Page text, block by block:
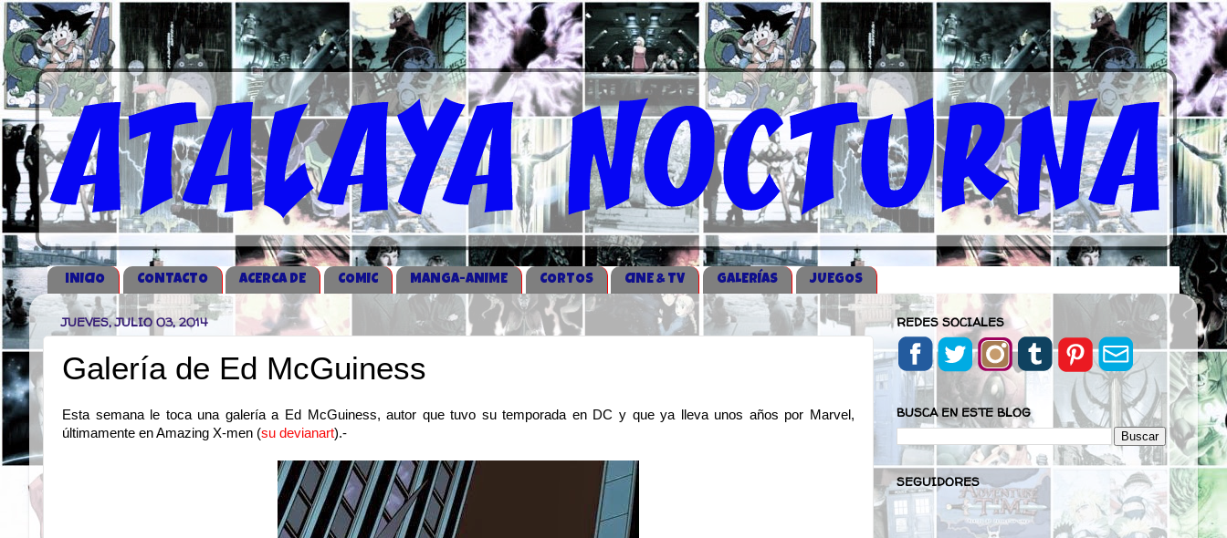
iNICIO CONTACTO ACERCA DE COMIC MANGA-ANIME CORTOS CINE & TV GALERÍAS JUEGOS
JUEVES, JULIO 03, 2014
Galería de Ed McGuiness
Esta semana le toca una galería a Ed McGuiness, autor que tuvo su temporada en DC y que ya lleva unos años por Marvel,
últimamente en Amazing X-men (su devianart).-
REDES SOCIALES
BUSCA EN ESTE BLOG
SEGUIDORES